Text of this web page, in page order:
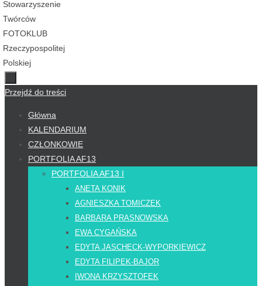
Przejdź do treści
Główna
KALENDARIUM
CZŁONKOWIE
PORTFOLIA AF13
PORTFOLIA AF13 I
ANETA KONIK
AGNIESZKA TOMICZEK
BARBARA PRASNOWSKA
EWA CYGAŃSKA
EDYTA JASCHECK-WYPORKIEWICZ
EDYTA FILIPEK-BAJOR
IWONA KRZYSZTOFEK